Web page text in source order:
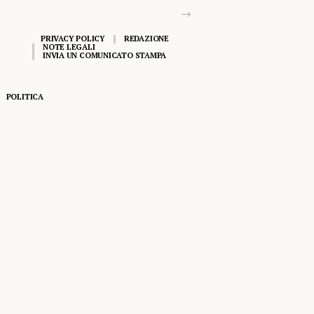
PRIVACY POLICY
REDAZIONE
NOTE LEGALI
INVIA UN COMUNICATO STAMPA
POLITICA